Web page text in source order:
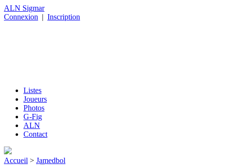
ALN Sigmar
Connexion | Inscription
Listes
Joueurs
Photos
G-Fig
ALN
Contact
Accueil > Jamedbol